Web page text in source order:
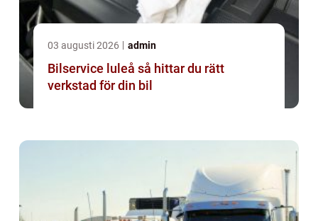
03 augusti 2026 admin
Bilservice luleå så hittar du rätt
verkstad för din bil